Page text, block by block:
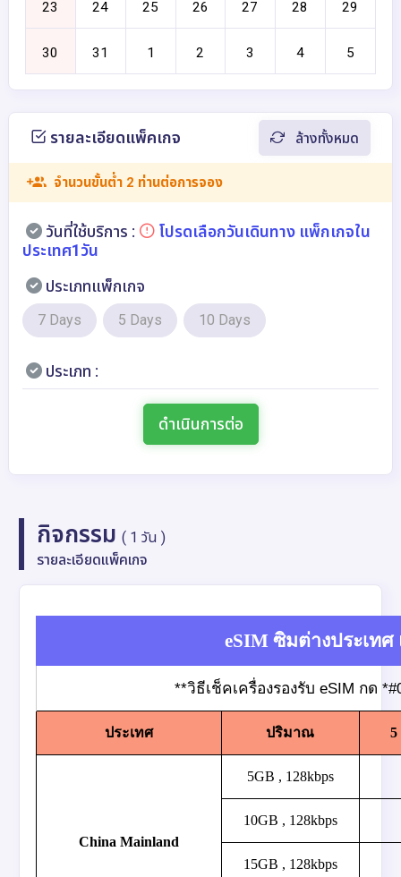
รายละเอียดแพ็คเกจ ล้างทั้งหมด
จำนวนขั้นต่ำ 2 ท่านต่อการจอง
วันที่ใช้บริการ :
โปรดเลือกวันเดินทาง แพ็กเกจใน
ประเทศ1วัน
ประเภทแพ็กเกจ
7 Days 5 Days 10 Days
ประเภท :
ดำเนินการต่อ
กิจกรรม( 1 วัน )
รายละเอียดแพ็คเกจ
eSIM ซิมต่างประเท
**วิธีเช็คเครื่องรองรับ eSIM กด
ประเทศ ปริมาณ 5
China Mainland
5GB , 128kbps
10GB , 128kbps
15GB , 128kbps